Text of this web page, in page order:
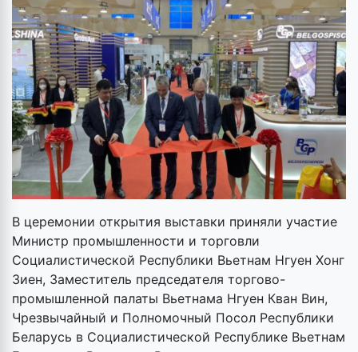
В церемонии открытия выставки приняли участие
Министр промышленности и торговли
Социалистической Республики Вьетнам Нгуен Хонг
Зиен, Заместитель председателя торгово-
промышленной палаты Вьетнама Нгуен Кван Вин,
Чрезвычайный и Полномочный Посол Республики
Беларусь в Социалистической Республике Вьетнам